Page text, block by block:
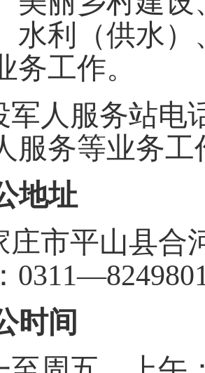
水利（供水
务工作。
军人服务站电
服务等业务
地址
庄市平山县合
时间